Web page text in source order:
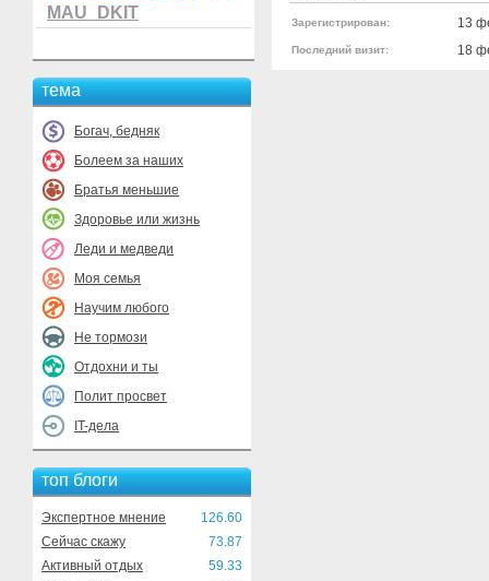
MAU_DKIT
тема
Богач, бедняк
Болеем за наших
Братья меньшие
Здоровье или жизнь
Леди и медведи
Моя семья
Научим любого
Не тормози
Отдохни и ты
Полит просвет
IT-дела
топ блоги
Экспертное мнение
126.60
Сейчас скажу
73.87
Активный отдых
59.33
Зарегистрирован: 13
Последний визит: 18